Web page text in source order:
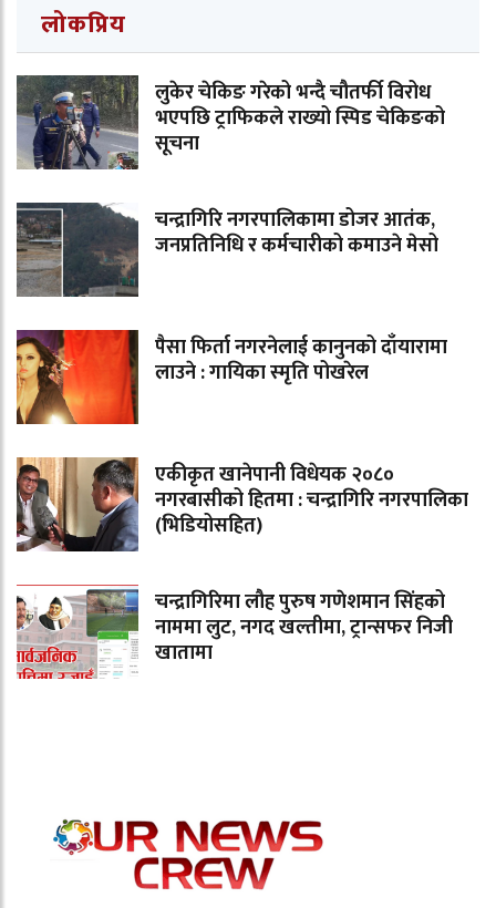
लोकप्रिय
लुकेर चेकिङ गरेको भन्दै चौतर्फी विरोध
भएपछि ट्राफिकले राख्यो स्पिड चेकिङको
सूचना
चन्द्रागिरि नगरपालिकामा डोजर आतंक,
जनप्रतिनिधि र कर्मचारीको कमाउने मेसो
पैसा फिर्ता नगरनेलाई कानुनको दाँयारामा
लाउने : गायिका स्‍मृति पोखरेल
एकीकृत खानेपानी विधेयक २०८०
नगरबासीको हितमा : चन्द्रागिरि नगरपालिका
(भिडियोसहित)
चन्द्रागिरिमा लौह पुरुष गणेशमान सिंहको
नाममा लुट, नगद खल्तीमा, ट्रान्सफर निजी
खातामा